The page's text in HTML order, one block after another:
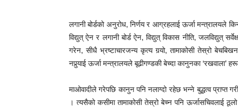
लगानी बोर्डको अनुरोध, निर्णय र आग्रहलाई ऊर्जा मन्त्रालयले
विद्युत् ऐन र लगानी बोर्ड ऐन, विद्युत् विकास नीति, जलविद्युत्
गरेन, सीधै भ्रष्टाचारजन्य कृत्य गर्‍यो, तामाकोसी तेस्रो बेचबिखन
नपुर्‍याई ऊर्जा मन्त्रालयले बूढीगण्डकी बेच्दा कानुनका ‘रखवाला’
माओवादीले गरेपछि कानुन पनि नलाग्दो रहेछ भन्ने बुद्धत्व प्राप्त
। त्यसैको कसीमा तामाकोसी तेस्रो बेच्न पनि ऊर्जासचिवलाई